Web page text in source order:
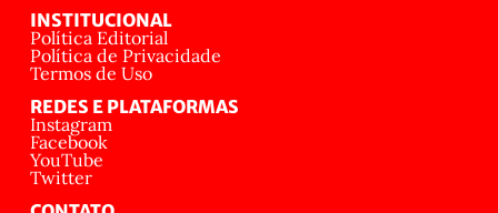
INSTITUCIONAL
Política Editorial
Política de Privacidade
Termos de Uso
REDES E PLATAFORMAS
Instagram
Facebook
YouTube
Twitter